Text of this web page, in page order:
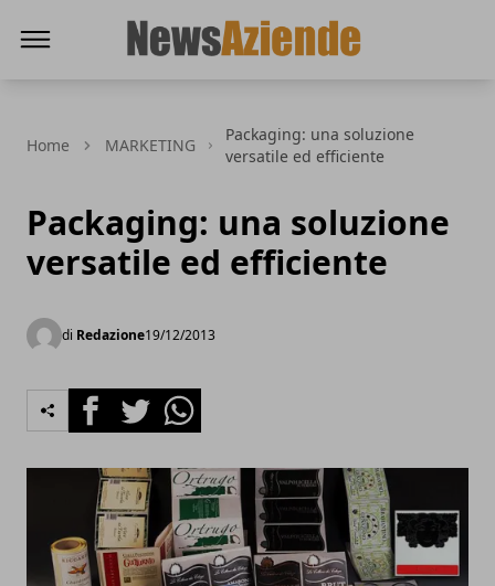
Home MARKETING
Packaging: una soluzione
versatile ed efficiente
Packaging: una soluzione
versatile ed efficiente
di Redazione19/12/2013
FacebookTwitterWhatsapp